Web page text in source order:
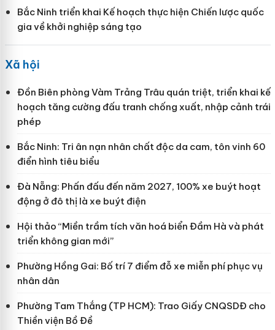
Bắc Ninh triển khai Kế hoạch thực hiện Chiến lược quốc
gia về khởi nghiệp sáng tạo
Xã hội
Đồn Biên phòng Vàm Trảng Trâu quán triệt, triển khai kế
hoạch tăng cường đấu tranh chống xuất, nhập cảnh trái
phép
Bắc Ninh: Tri ân nạn nhân chất độc da cam, tôn vinh 60
điển hình tiêu biểu
Đà Nẵng: Phấn đấu đến năm 2027, 100% xe buýt hoạt
động ở đô thị là xe buýt điện
Hội thảo “Miền trầm tích văn hoá biển Đầm Hà và phát
triển không gian mới”
Phường Hồng Gai: Bố trí 7 điểm đỗ xe miễn phí phục vụ
nhân dân
Phường Tam Thắng (TP HCM): Trao Giấy CNQSDĐ cho
Thiền viện Bồ Đề